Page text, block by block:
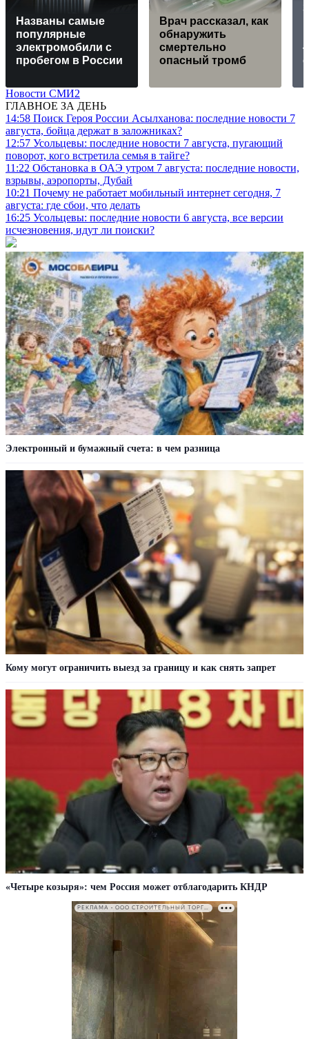
Названы самые
популярные
электромобили с
пробегом в России
Врач рассказал, как
обнаружить
смертельно
опасный тромб
Новости СМИ2
ГЛАВНОЕ ЗА ДЕНЬ
14:58 Поиск Героя России Асылханова: последние новости 7
августа, бойца держат в заложниках?
12:57 Усольцевы: последние новости 7 августа, пугающий
поворот, кого встретила семья в тайге?
11:22 Обстановка в ОАЭ утром 7 августа: последние новости,
взрывы, аэропорты, Дубай
10:21 Почему не работает мобильный интернет сегодня, 7
августа: где сбои, что делать
16:25 Усольцевы: последние новости 6 августа, все версии
исчезновения, идут ли поиски?
Электронный и бумажный счета: в чем разница
Кому могут ограничить выезд за границу и как снять запрет
«Четыре козыря»: чем Россия может отблагодарить КНДР
РЕКЛАМА • ООО СТРОИТЕЛЬНЫЙ ТОРГОВЫЙ ДОМ «ПЕТРОВИЧ». ИНН: 7802348846